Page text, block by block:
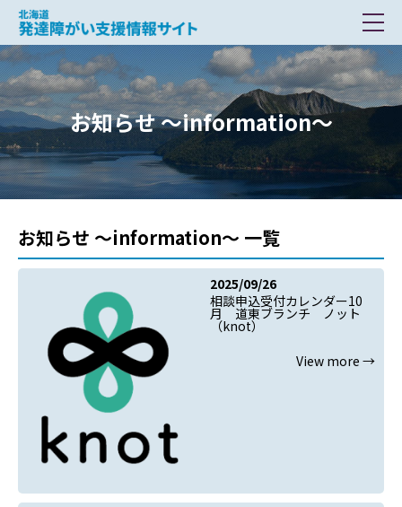
北海道 発達障がい支援情報サイト
お知らせ ～information～
お知らせ ～information～ 一覧
2025/09/26
相談申込受付カレンダー10
月 道東ブランチ ノット
（knot）
View more →